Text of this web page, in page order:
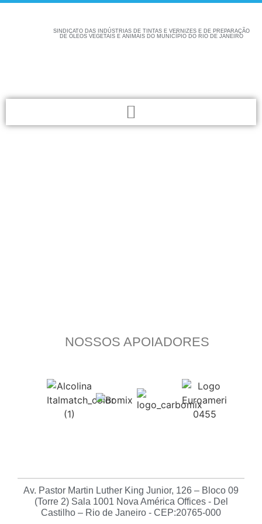
SINDICATO DAS INDÚSTRIAS DE TINTAS E VERNIZES E DE PREPARAÇÃO
DE ÓLEOS VEGETAIS E ANIMAIS DO MUNICÍPIO DO RIO DE JANEIRO
NOSSOS APOIADORES
Av. Pastor Martin Luther King Junior, 126 – Bloco 09
(Torre 2) Sala 1001 Nova América Offices - Del
Castilho – Rio de Janeiro - CEP:20765-000